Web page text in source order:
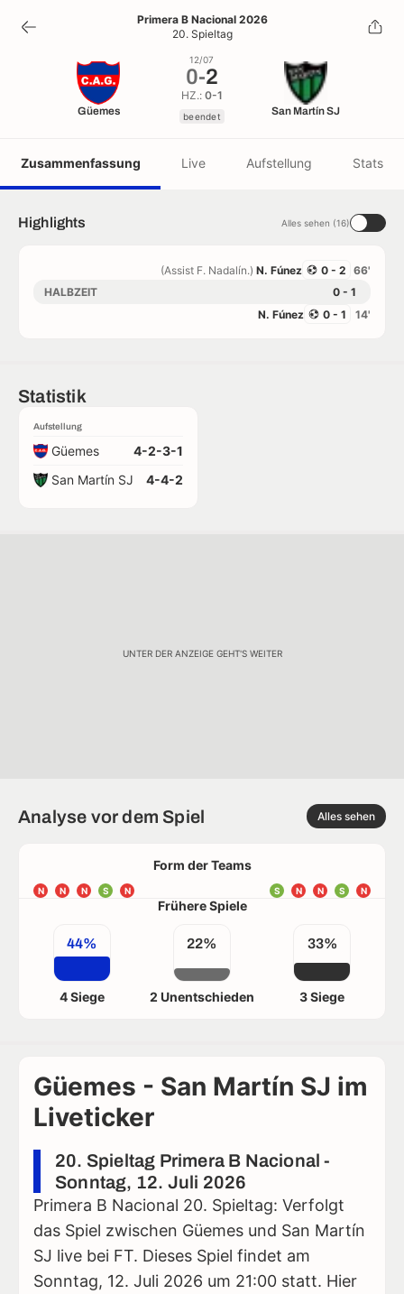
0-2
beendet
Primera B Nacional 2026
20. Spieltag
Güemes
12/07
0-2
HZ.: 0-1
beendet San Martín SJ
Zusammenfassung Live Aufstellung Stats
Highlights Alles sehen (16)
66'
0 - 2
(Assist F. Nadalín.) N. Fúnez
HALBZEIT
0 - 1
14'
0 - 1
N. Fúnez
Statistik
Aufstellung
Güemes
4-2-3-1
San Martín SJ
4-4-2
UNTER DER ANZEIGE GEHT'S WEITER
Analyse vor dem Spiel Alles sehen
Form der Teams
N N N S N N
S
N
N
S
Frühere Spiele
44%
4 Siege
22%
2 Unentschieden
33%
3 Siege
Güemes - San Martín SJ im
Liveticker
20. Spieltag Primera B Nacional -
Sonntag, 12. Juli 2026
Primera B Nacional 20. Spieltag: Verfolgt
das Spiel zwischen Güemes und San Martín
SJ live bei FT. Dieses Spiel findet am
Sonntag, 12. Juli 2026 um 21:00 statt. Hier